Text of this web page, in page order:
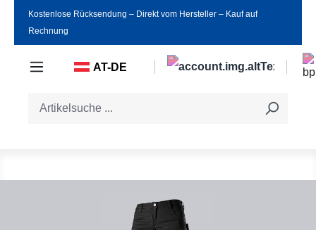
Zum Hauptinhalt springen
Kostenlose Rücksendung ‒ Direkt vom Hersteller ‒ Kauf auf
Rechnung
AT-DE